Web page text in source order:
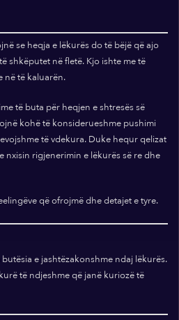
se heqja e lëkurës do të bëjë që ajo
shkëputet në fletë. Kjo ishte me të
në të kaluarën.
të buta për heqjen e shtresës së
kohë të konsiderueshme pushimi
të vdekura. Duke hequr qelizat
nxisin rigjenerimin e lëkurës së re dhe
që ofrojmë dhe detajet e tyre.
e jashtëzakonshme ndaj lëkurës.
të ndjeshme që janë kuriozë të